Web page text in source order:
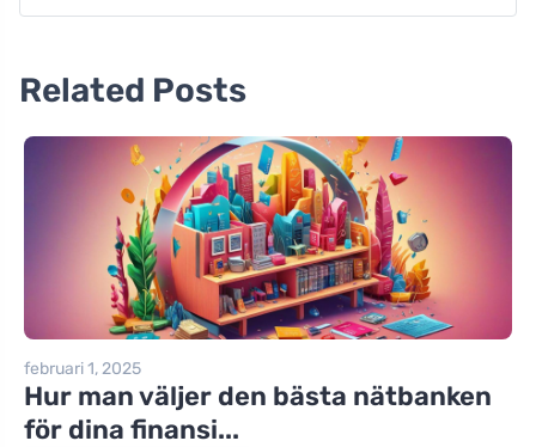
Related Posts
februari 1, 2025
Hur man väljer den bästa nätbanken
för dina finansi...